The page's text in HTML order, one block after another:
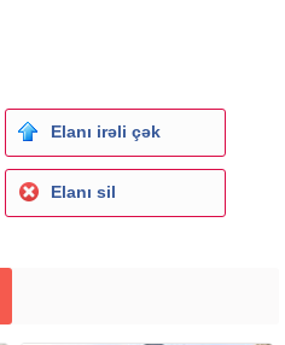
Elanı irəli çək
Elanı sil